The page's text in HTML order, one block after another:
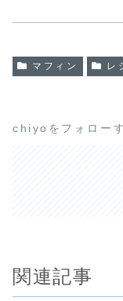
マフィン レ
chiyoをフォロー
関連記事